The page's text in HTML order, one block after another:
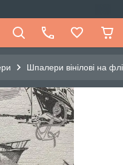
Шпалери вінілові на